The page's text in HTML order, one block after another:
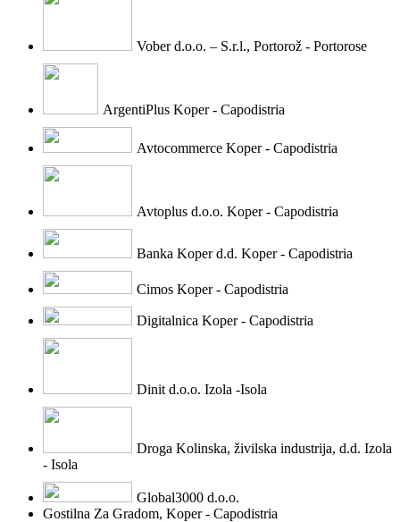
Vober d.o.o. – S.r.l., Portorož - Portorose
ArgentiPlus Koper - Capodistria
Avtocommerce Koper - Capodistria
Avtoplus d.o.o. Koper - Capodistria
Banka Koper d.d. Koper - Capodistria
Cimos Koper - Capodistria
Digitalnica Koper - Capodistria
Dinit d.o.o. Izola -Isola
Droga Kolinska, živilska industrija, d.d. Izola
- Isola
Global3000 d.o.o.
Gostilna Za Gradom, Koper - Capodistria